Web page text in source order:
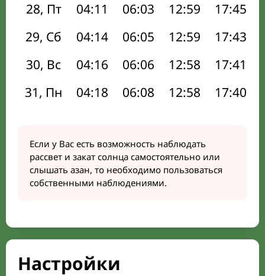
28, Пт
04:11 06:03 12:59 17:45
29, Сб
04:14 06:05 12:59 17:43
30, Вс
04:16 06:06 12:58 17:41
31, Пн
04:18 06:08 12:58 17:40
Если у Вас есть возможность наблюдать
рассвет и закат солнца самостоятельно или
слышать азан, то необходимо пользоваться
собственными наблюдениями.
Настройки